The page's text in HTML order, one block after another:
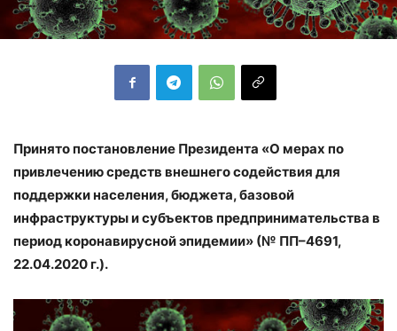
Принято постановление Президента «О мерах по
привлечению средств внешнего содействия для
поддержки населения, бюджета, базовой
инфраструктуры и субъектов предпринимательства в
период коронавирусной эпидемии» (№ ПП–4691,
22.04.2020 г.).